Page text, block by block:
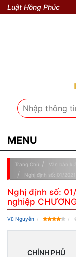
Luật Hồng Phúc
MENU
Trang Chủ
Văn bản luật
Nghị định số: 01/
Nghị định số:
nghiệp
Vũ Nguyễn
CHÍNH PHỦ